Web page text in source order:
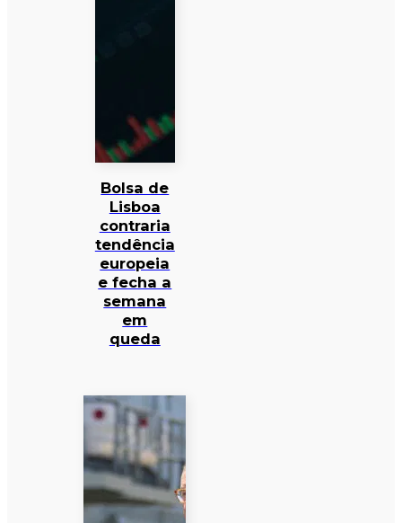
Bolsa de
Lisboa
contraria
tendência
europeia
e fecha a
semana
em
queda